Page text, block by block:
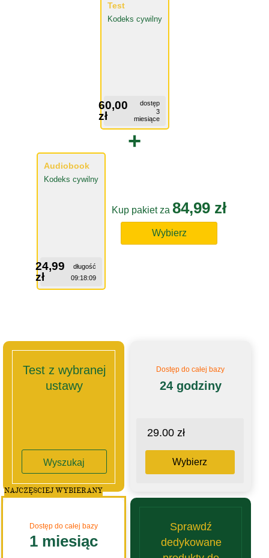
Test
Kodeks cywilny
60,00
zł
dostęp
3
miesiące
+
Audiobook
Kodeks cywilny
24,99
zł
długość
09:18:09
Kup pakiet za 84,99 zł
Wybierz
Test z wybranej
ustawy
Wyszukaj
Dostęp do całej bazy
24 godziny
29.00 zł
Wybierz
Dostęp do całej bazy
1 miesiąc
NAJCZĘSCIEJ WYBIERANY
Sprawdź
dedykowane